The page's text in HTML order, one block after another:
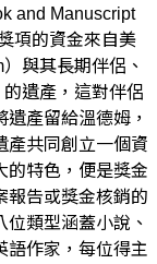
and Manuscript
項的資金來自美
與其長期伴侶、
遺產，這對伴侶
產留給溫德姆，
產共同創立一個資
的特色，便是獎金
報告或獎金核銷的
類型涵蓋小說、
語作家，每位得主